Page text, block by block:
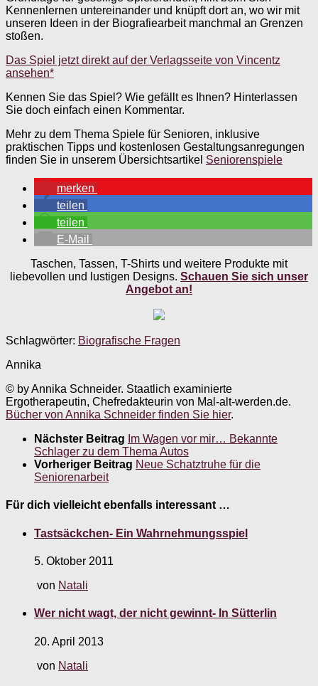
Kennenlernen untereinander und knüpft dort an, wo wir mit
unseren Ideen in der Biografiearbeit manchmal an Grenzen
stoßen.
Das Spiel jetzt direkt auf der Verlagsseite von Vincentz
ansehen*
Kennen Sie das Spiel? Wie gefällt es Ihnen? Hinterlassen
Sie doch einfach einen Kommentar.
Mehr zu dem Thema Spiele für Senioren, inklusive
praktischen Tipps und kostenlosen Gestaltungsanregungen
finden Sie in unserem Übersichtsartikel Seniorenspiele
merken
teilen
teilen
E-Mail
Taschen, Tassen, T-Shirts und weitere Produkte mit
liebevollen und lustigen Designs. Schauen Sie sich unser
Angebot an!
Schlagwörter: Biografische Fragen
Annika
© by Annika Schneider. Staatlich examinierte
Ergotherapeutin, Chefredakteurin von Mal-alt-werden.de.
Bücher von Annika Schneider finden Sie hier.
Nächster Beitrag Im Wagen vor mir… Bekannte
Schlager zu dem Thema Autos
Vorheriger Beitrag Neue Schatztruhe für die
Seniorenarbeit
Für dich vielleicht ebenfalls interessant …
Tastsäckchen- Ein Wahrnehmungsspiel
5. Oktober 2011
von Natali
Wer nicht wagt, der nicht gewinnt- In Sütterlin
20. April 2013
von Natali